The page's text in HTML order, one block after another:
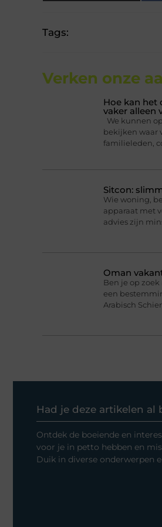
Tags:
Verken onze
Hoe kan het
vaker alleen
We kunnen
bekijken waar
familieleden,
Sitcon:
Wie woning,
apparaat met
advies zijn
Oman
Ben je op
een
Arabisch
Had je deze artikelen al
Ontdek de boeiende en
voor je in petto hebben en
Duik in diverse onderwerpen